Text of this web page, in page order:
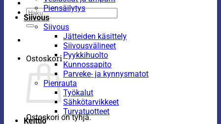
Etsi:
Ostoskori
Ostoskori on tyhjä.
Piensäilytys
Siivous
Siivous
Jätteiden käsittely
Siivousvälineet
Pyykkihuolto
Kunnossapito
Parveke- ja kynnysmatot
Pienrauta
Työkalut
Sähkötarvikkeet
Turvatuotteet
Keittiö